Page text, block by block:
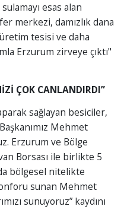
esas alan
merkezi, damızlık dana
tesisi ve daha
Erzurum zirveye çıktı"
ÇOK CANLANDIRDI”
sağlayan besiciler,
Mehmet
Erzurum ve Bölge
Borsası ile birlikte 5
bölgesel nitelikte
sunan Mehmet
sunuyoruz” kaydını